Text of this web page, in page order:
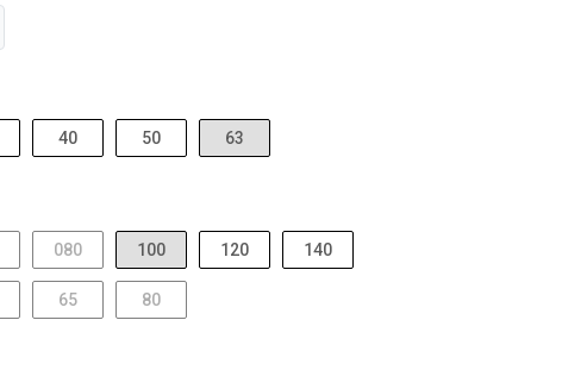
40 50 63
080 100 120 140
65 80